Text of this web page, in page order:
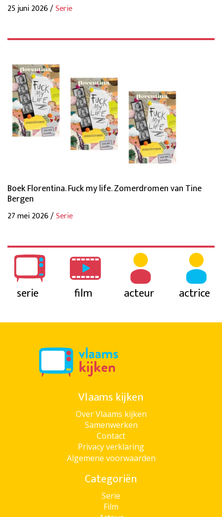
25 juni 2026 /Serie
Boek Florentina. Fuck my life. Zomerdromen van Tine
Bergen
27 mei 2026 /Serie
serie film acteur actrice
Vlaams kijken
Over Vlaams kijken
Samenwerken
Contact
Privacy verklaring
Algemene voorwaarden
Categoriën
Serie
Film